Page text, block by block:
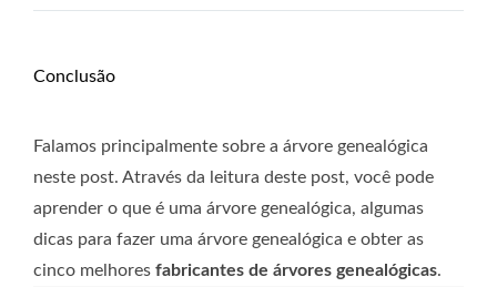
Conclusão
Falamos principalmente sobre a árvore genealógica
neste post. Através da leitura deste post, você pode
aprender o que é uma árvore genealógica, algumas
dicas para fazer uma árvore genealógica e obter as
cinco melhores fabricantes de árvores genealógicas.